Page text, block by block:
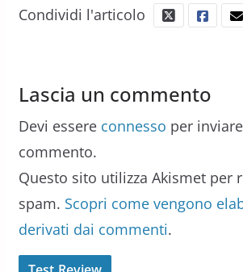
Condividi l'articolo
Lascia un commento
Devi essere connesso per
commento.
Questo sito utilizza Akismet per
spam. Scopri come vengono
derivati dai commenti.